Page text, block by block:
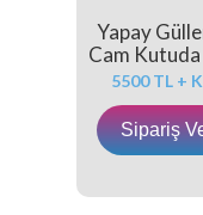
Yapay
Cam
5500 TL +
Sipariş